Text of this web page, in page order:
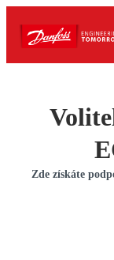
Zde získáte